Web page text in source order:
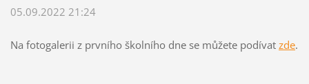
05.09.2022 21:24
Na fotogalerii z prvního školního dne se můžete podívat zde.